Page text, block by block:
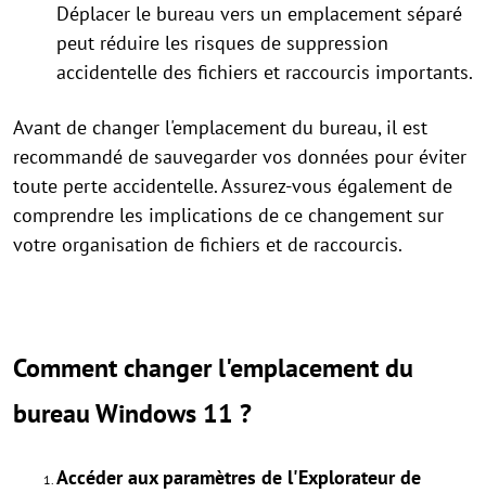
Déplacer le bureau vers un emplacement séparé
peut réduire les risques de suppression
accidentelle des fichiers et raccourcis importants.
Avant de changer l'emplacement du bureau, il est
recommandé de sauvegarder vos données pour éviter
toute perte accidentelle. Assurez-vous également de
comprendre les implications de ce changement sur
votre organisation de fichiers et de raccourcis.
Comment changer l'emplacement du
bureau Windows 11 ?
Accéder aux paramètres de l'Explorateur de